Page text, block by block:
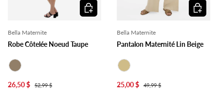
Bella Maternite
Robe Côtelée Noeud Taupe
26,50 $
52,99 $
Choisir les options
Bella Maternite
Pantalon Maternité Lin Beige
25,00 $
49,99 $
Choisir